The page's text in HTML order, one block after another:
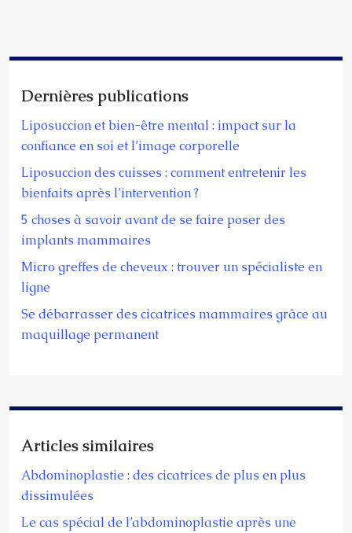
Dernières publications
Liposuccion et bien-être mental : impact sur la
confiance en soi et l’image corporelle
Liposuccion des cuisses : comment entretenir les
bienfaits après l’intervention ?
5 choses à savoir avant de se faire poser des
implants mammaires
Micro greffes de cheveux : trouver un spécialiste en
ligne
Se débarrasser des cicatrices mammaires grâce au
maquillage permanent
Articles similaires
Abdominoplastie : des cicatrices de plus en plus
dissimulées
Le cas spécial de l’abdominoplastie après une